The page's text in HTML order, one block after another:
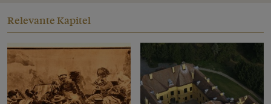
Relevante Kapitel